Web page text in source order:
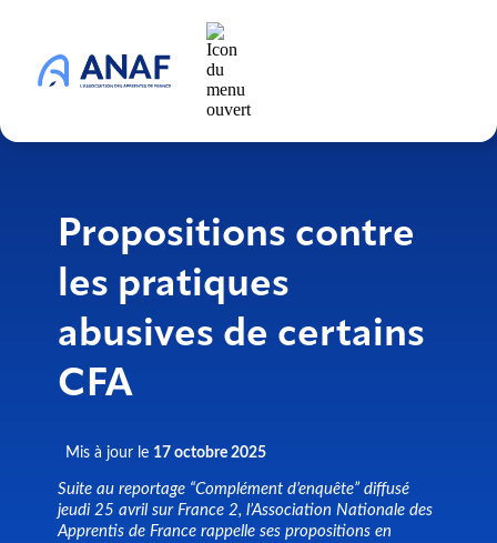
Propositions contre
les pratiques
abusives de certains
CFA
Mis à jour le 17 octobre 2025
Suite au reportage “Complément d’enquête” diffusé
jeudi 25 avril sur France 2, l’Association Nationale des
Apprentis de France rappelle ses propositions en